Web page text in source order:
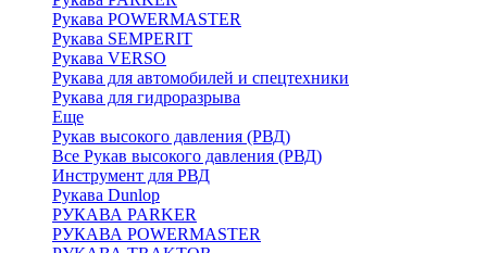
Рукава POWERMASTER
Рукава SEMPERIT
Рукава VERSO
Рукава для автомобилей и спецтехники
Рукава для гидроразрыва
Еще
Рукав высокого давления (РВД)
Все Рукав высокого давления (РВД)
Инструмент для РВД
Рукава Dunlop
РУКАВА PARKER
РУКАВА POWERMASTER